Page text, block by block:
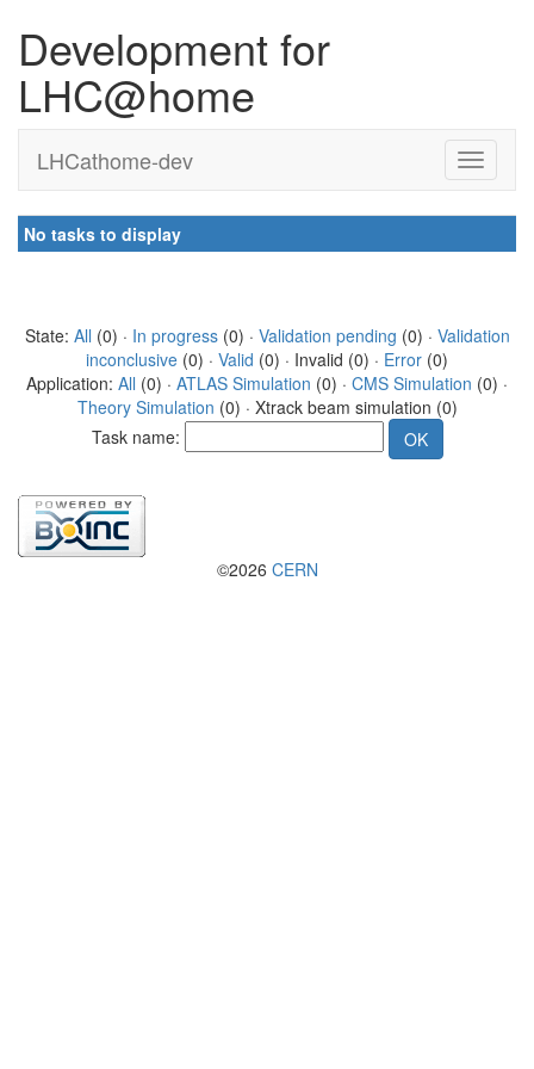
Development for
LHC@home
LHCathome-dev
No tasks to display
State: All (0) · In progress(0) · Validation pending (0) · Validation
inconclusive (0) · Valid (0) · Invalid (0) · Error (0)
Application: All (0) · ATLAS Simulation (0) · CMS Simulation (0) ·
Theory Simulation (0) · Xtrack beam simulation (0)
Task name:
©2026 CERN